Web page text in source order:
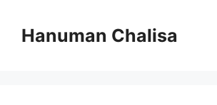
contentHanuman Chalisa